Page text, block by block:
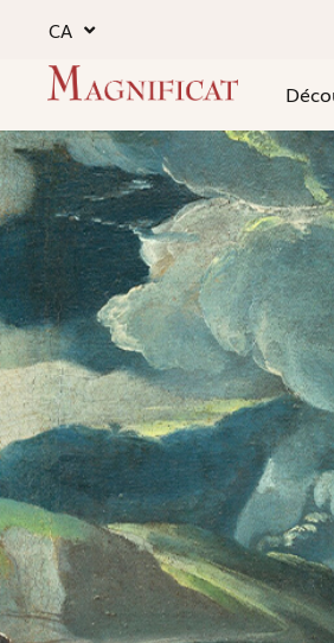
CA